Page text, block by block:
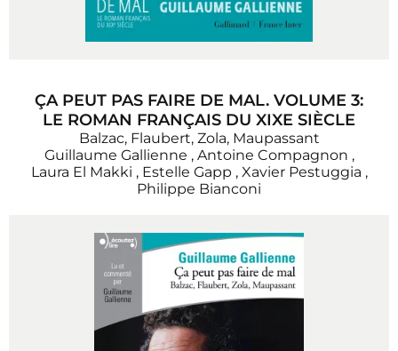
ÇA PEUT PAS FAIRE DE MAL. VOLUME 3:
LE ROMAN FRANÇAIS DU XIXE SIÈCLE
Balzac, Flaubert, Zola, Maupassant
Guillaume Gallienne , Antoine Compagnon ,
Laura El Makki , Estelle Gapp , Xavier Pestuggia ,
Philippe Bianconi